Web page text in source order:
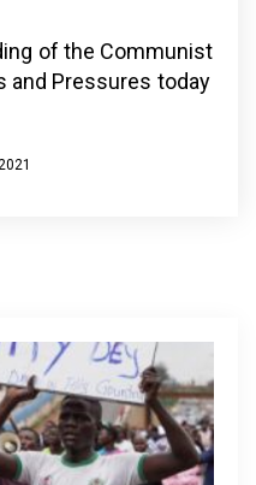
of the Communist
and Pressures today